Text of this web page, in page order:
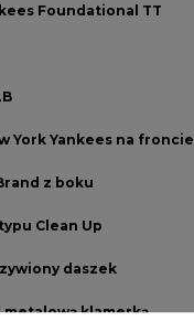
Foundational TT
York Yankees na froncie
z boku
Clean Up
daszek
klamerką